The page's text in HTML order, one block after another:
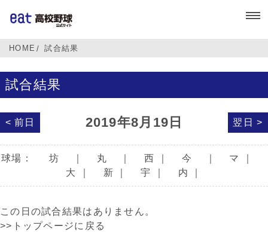
HOME 試合結果
試合結果
< 前日 2019年8月19日 翌日 >
球場： 坊 丸 西 今 マ
大
新 宇 内
この日の試合結果はありません。
>>トップページに戻る